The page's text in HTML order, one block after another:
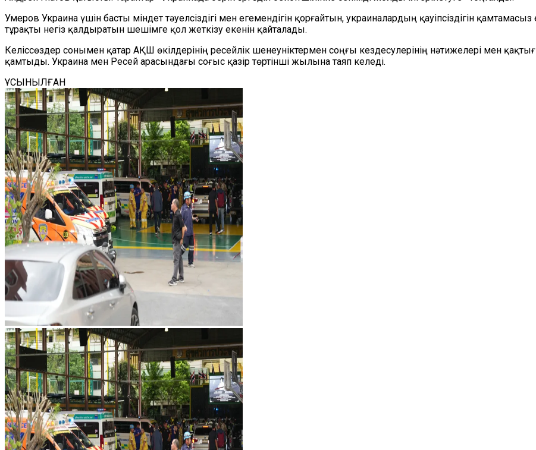
Умеров Украина үшін басты міндет тәуелсіздігі мен егемендігін қорғайтын, украиналардың қауіпсіздігін
тұрақты негіз қалдыратын шешімге қол жеткізу екенін қайталады.
Келіссөздер сонымен қатар АҚШ өкілдерінің ресейлік шенеуніктермен соңғы кездесулерінің нәтижелері мен
қамтыды. Украина мен Ресей арасындағы соғыс қазір төртінші жылына таяп келеді.
ҰСЫНЫЛҒАН